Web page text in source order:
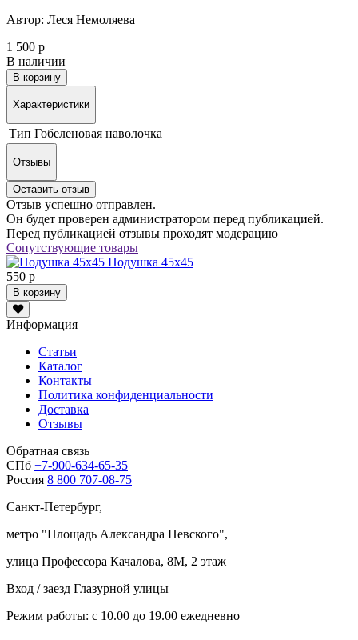
Автор: Леся Немоляева
1 500 р
В наличии
В корзину
Характеристики
Тип Гобеленовая наволочка
Отзывы
Оставить отзыв
Отзыв успешно отправлен.
Он будет проверен администратором перед публикацией.
Перед публикацией отзывы проходят модерацию
Сопутствующие товары
Подушка 45х45
550 р
В корзину
Информация
Статьи
Каталог
Контакты
Политика конфиденциальности
Доставка
Отзывы
Обратная связь
СПб +7-900-634-65-35
Россия 8 800 707-08-75
Санкт-Петербург,
метро "Площадь Александра Невского",
улица Профессора Качалова, 8М, 2 этаж
Вход / заезд Глазурной улицы
Режим работы: с 10.00 до 19.00 ежедневно